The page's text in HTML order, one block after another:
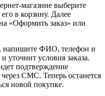
магазине выберите
в корзину. Далее
«Оформить заказ» или
напишите ФИО, телефон и
уточнит условия заказа.
подтверждение
СМС. Теперь останется
новой покупке.